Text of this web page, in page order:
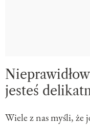
jesteś
Wiele z nas myśli, że